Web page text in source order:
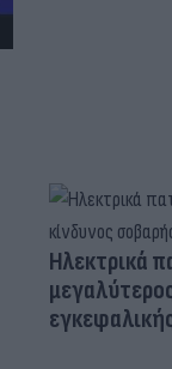
Ηλεκτρικά